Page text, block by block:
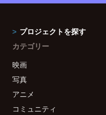
プロジェクトを探す
カテゴリー
映画
写真
アニメ
コミュニティ